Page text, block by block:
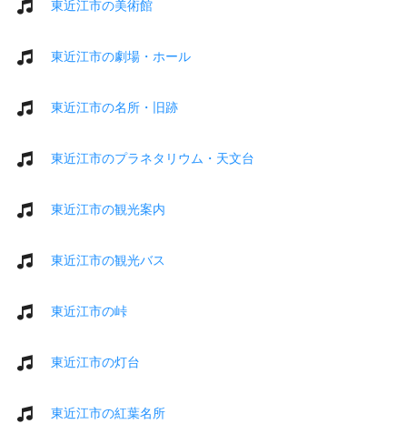
東近江市の美術館
東近江市の劇場・ホール
東近江市の名所・旧跡
東近江市のプラネタリウム・天文台
東近江市の観光案内
東近江市の観光バス
東近江市の峠
東近江市の灯台
東近江市の紅葉名所